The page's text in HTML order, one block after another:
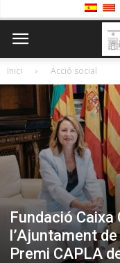
Inici Acció social
Fundació Caixa
l’Ajuntament
Premi CAPLA